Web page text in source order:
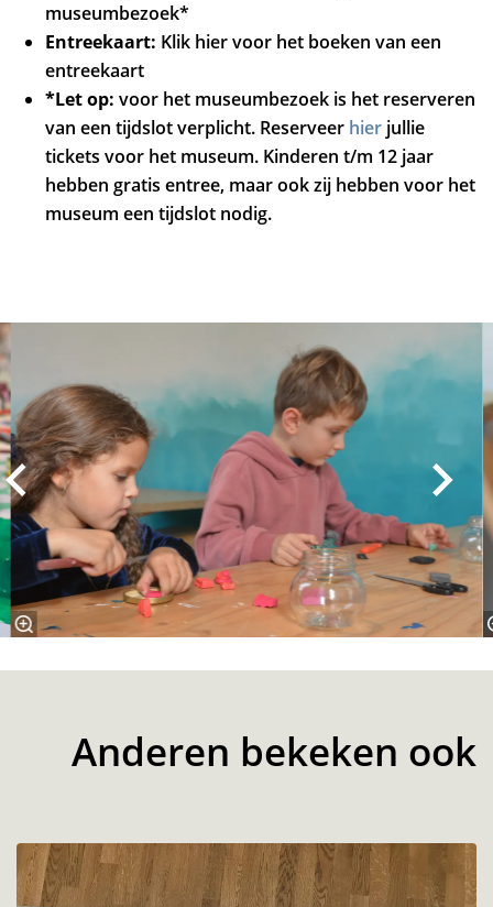
museumbezoek*
Entreekaart: Klik hier voor het boeken van een
entreekaart
*Let op: voor het museumbezoek is het reserveren
van een tijdslot verplicht. Reserveer hier jullie
tickets voor het museum. Kinderen t/m 12 jaar
hebben gratis entree, maar ook zij hebben voor het
museum een tijdslot nodig.
Overslaan
Anderen bekeken ook